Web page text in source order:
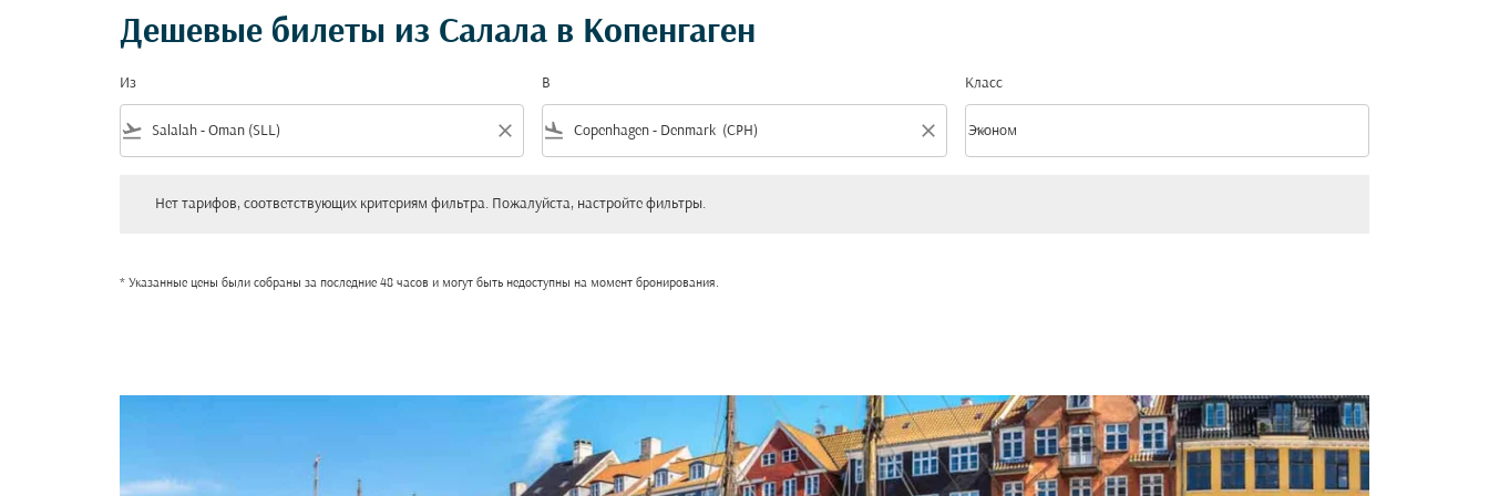
Дешевые билеты из Салала в Копенгаген
Из
flight_takeoff close
В
flight_land close
Класс
Класс option Эконом Selected
Эконом
keyboard_arrow_down
Нет тарифов, соответствующих критериям фильтра. Пожалуйста, настройте фильтры.
* Указанные цены были собраны за последние 48 часов и могут быть недоступны на момент бронирования.